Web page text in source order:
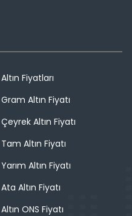
Altın Fiyatları
Gram Altın Fiyatı
Çeyrek Altın Fiyatı
Tam Altın Fiyatı
Yarım Altın Fiyatı
Ata Altın Fiyatı
Altın ONS Fiyatı